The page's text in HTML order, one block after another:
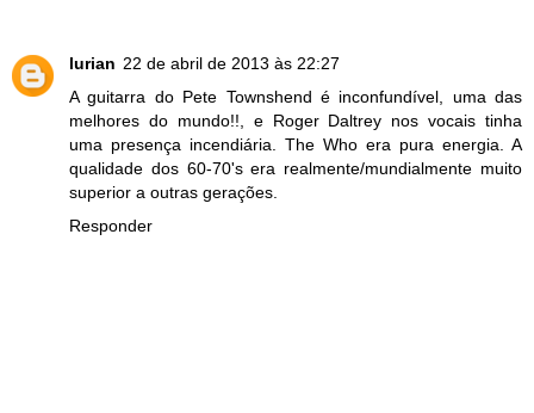
lurian 22 de abril de 2013 às 22:27
A guitarra do Pete Townshend é inconfundível, uma das
melhores do mundo!!, e Roger Daltrey nos vocais tinha
uma presença incendiária. The Who era pura energia. A
qualidade dos 60-70's era realmente/mundialmente muito
superior a outras gerações.
Responder